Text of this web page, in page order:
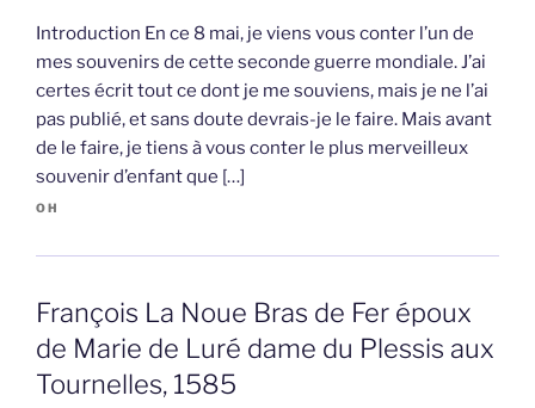
Introduction En ce 8 mai, je viens vous conter l’un de
mes souvenirs de cette seconde guerre mondiale. J’ai
certes écrit tout ce dont je me souviens, mais je ne l’ai
pas publié, et sans doute devrais-je le faire. Mais avant
de le faire, je tiens à vous conter le plus merveilleux
souvenir d’enfant que […]
OH
François La Noue Bras de Fer époux
de Marie de Luré dame du Plessis aux
Tournelles, 1585